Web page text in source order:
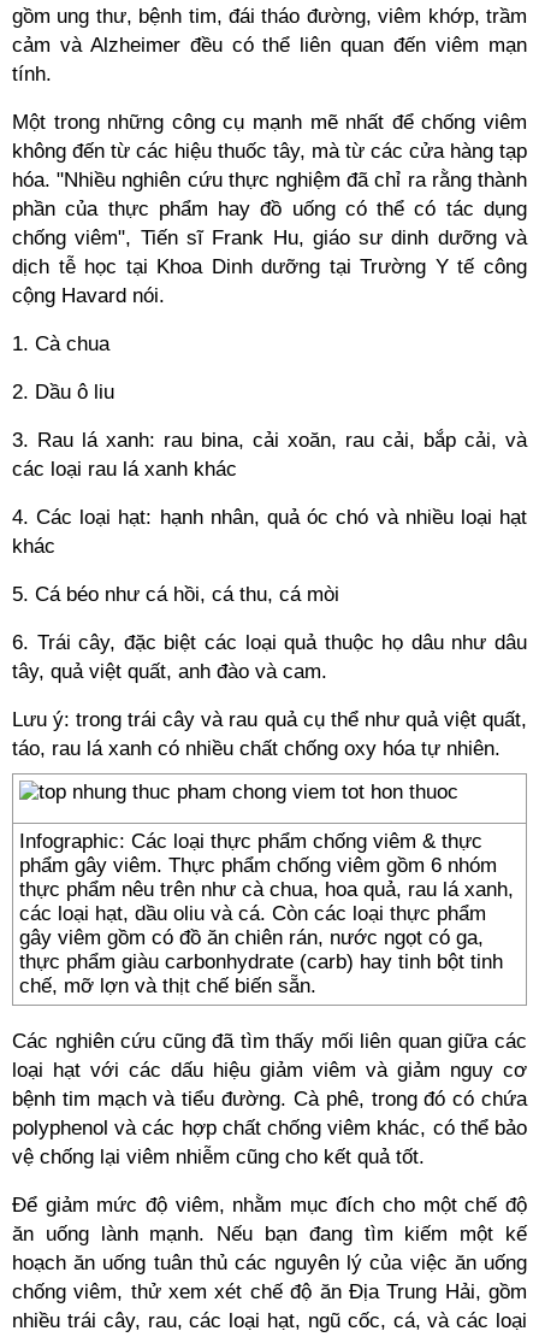
gồm ung thư, bệnh tim, đái tháo đường, viêm khớp, trầm
cảm và Alzheimer đều có thể liên quan đến viêm mạn
tính.
Một trong những công cụ mạnh mẽ nhất để chống viêm
không đến từ các hiệu thuốc tây, mà từ các cửa hàng tạp
hóa. "Nhiều nghiên cứu thực nghiệm đã chỉ ra rằng thành
phần của thực phẩm hay đồ uống có thể có tác dụng
chống viêm", Tiến sĩ Frank Hu, giáo sư dinh dưỡng và
dịch tễ học tại Khoa Dinh dưỡng tại Trường Y tế công
cộng Havard nói.
1. Cà chua
2. Dầu ô liu
3. Rau lá xanh: rau bina, cải xoăn, rau cải, bắp cải, và
các loại rau lá xanh khác
4. Các loại hạt: hạnh nhân, quả óc chó và nhiều loại hạt
khác
5. Cá béo như cá hồi, cá thu, cá mòi
6. Trái cây, đặc biệt các loại quả thuộc họ dâu như dâu
tây, quả việt quất, anh đào và cam.
Lưu ý: trong trái cây và rau quả cụ thể như quả việt quất,
táo, rau lá xanh có nhiều chất chống oxy hóa tự nhiên.
Infographic: Các loại thực phẩm chống viêm & thực
phẩm gây viêm. Thực phẩm chống viêm gồm 6 nhóm
thực phẩm nêu trên như cà chua, hoa quả, rau lá xanh,
các loại hạt, dầu oliu và cá. Còn các loại thực phẩm
gây viêm gồm có đồ ăn chiên rán, nước ngọt có ga,
thực phẩm giàu carbonhydrate (carb) hay tinh bột tinh
chế, mỡ lợn và thịt chế biến sẵn.
Các nghiên cứu cũng đã tìm thấy mối liên quan giữa các
loại hạt với các dấu hiệu giảm viêm và giảm nguy cơ
bệnh tim mạch và tiểu đường. Cà phê, trong đó có chứa
polyphenol và các hợp chất chống viêm khác, có thể bảo
vệ chống lại viêm nhiễm cũng cho kết quả tốt.
Để giảm mức độ viêm, nhằm mục đích cho một chế độ
ăn uống lành mạnh. Nếu bạn đang tìm kiếm một kế
hoạch ăn uống tuân thủ các nguyên lý của việc ăn uống
chống viêm, thử xem xét chế độ ăn Địa Trung Hải, gồm
nhiều trái cây, rau, các loại hạt, ngũ cốc, cá, và các loại